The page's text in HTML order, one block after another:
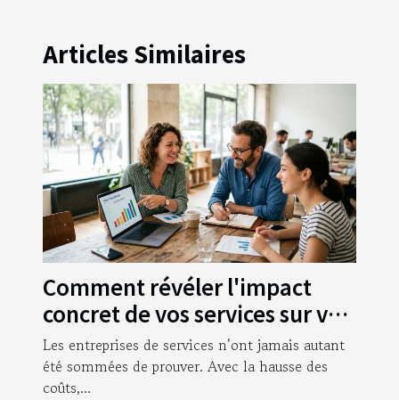
Articles Similaires
Comment révéler l'impact
concret de vos services sur vos
clients
Les entreprises de services n’ont jamais autant
été sommées de prouver. Avec la hausse des
coûts,...